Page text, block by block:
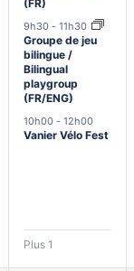
(FR)
9h30-11h30
Groupe de jeu
bilingue /
Bilingual
playgroup
(FR/ENG)
10h00-12h00
Vanier Vélo Fest
Plus 1